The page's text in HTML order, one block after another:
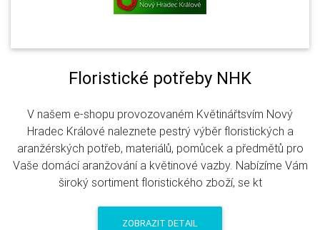
Floristické potřeby NHK
V našem e-shopu provozovaném Květinářtsvím Nový
Hradec Králové naleznete pestrý výběr floristických a
aranžérských potřeb, materiálů, pomůcek a předmětů pro
Vaše domácí aranžování a květinové vazby. Nabízíme Vám
široký sortiment floristického zboží, se kt
ZOBRAZIT DETAIL